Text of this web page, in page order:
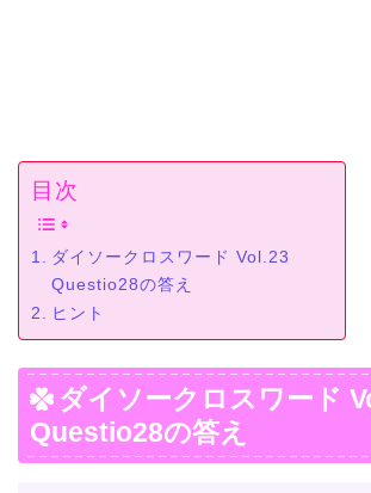
目次
ダイソークロスワード Vol.23
Questio28の答え
ヒント
ダイソークロスワード
Questio28の答え